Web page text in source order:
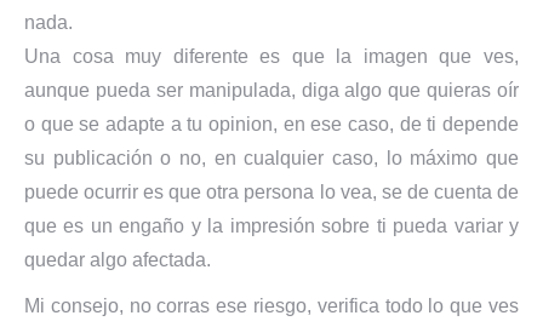
nada.
Una cosa muy diferente es que la imagen que ves,
aunque pueda ser manipulada, diga algo que quieras oír
o que se adapte a tu opinion, en ese caso, de ti depende
su publicación o no, en cualquier caso, lo máximo que
puede ocurrir es que otra persona lo vea, se de cuenta de
que es un engaño y la impresión sobre ti pueda variar y
quedar algo afectada.
Mi consejo, no corras ese riesgo, verifica todo lo que ves